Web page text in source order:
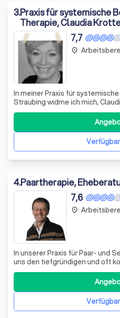
3.Praxis für systemische
Therapie, Claudia
7,7
In meiner Praxis für
Straubing widme ich mich,
Unterstützung von
Mit einem fundierten
einer Spezialisierung in
place
4.Paartherapie,
7,6
In unserer Praxis für Paar- und
uns den tiefgründigen und oft
Herausforderungen, die
erleben können. Unser Ziel ist
ein erfülltes und
führen. Wir verstehen, dass
place